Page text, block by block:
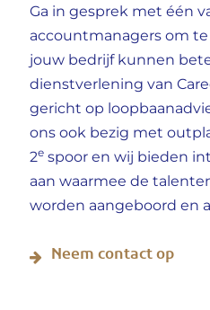
Ga in gesprek met één
accountmanagers om
jouw bedrijf kunnen
dienstverlening van
gericht op
ons ook bezig met
2e spoor en wij bieden
aan waarmee de
worden aangeboord en
Neem contact op